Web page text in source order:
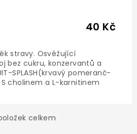
40 Kč
stravy. Osvěžující
bez cukru, konzervantů a
SPLASH(krvavý pomeranč-
cholinem a L-karnitinem
Ocelkem